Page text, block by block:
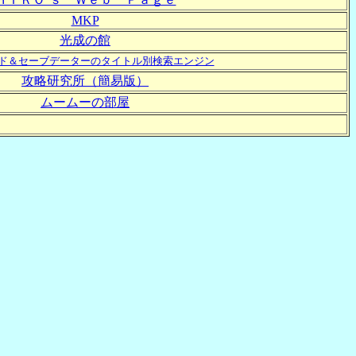
MKP
光成の館
＆セーブデーターのタイトル別検索エンジン
攻略研究所（簡易版）
ムームーの部屋